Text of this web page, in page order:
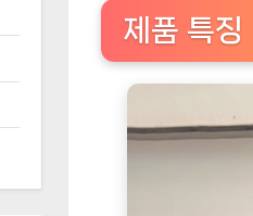
제품 특징